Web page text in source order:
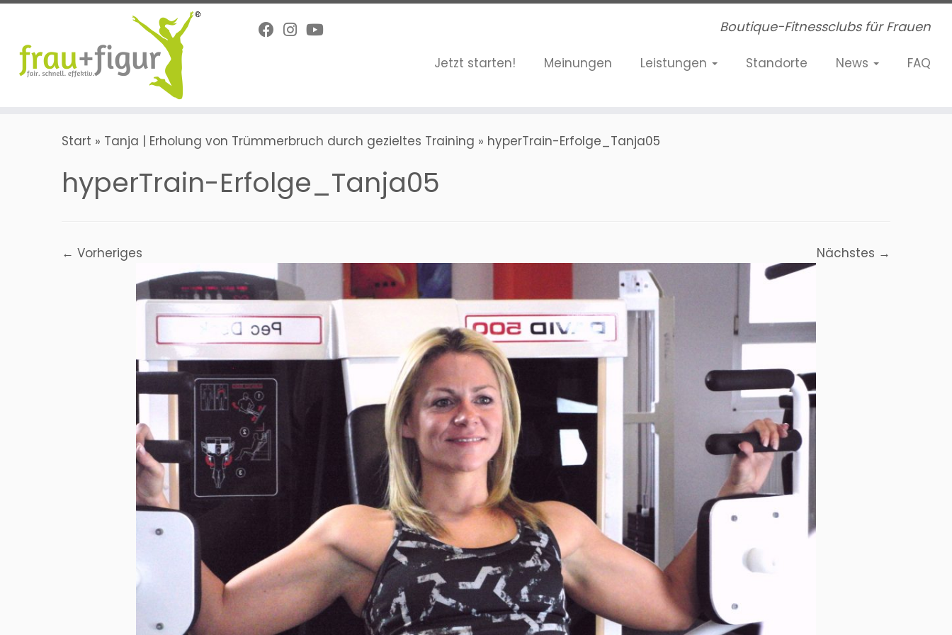
Zum
springen
Boutique-Fitnessclubs für Frauen
Jetzt starten! Meinungen Leistungen Standorte News FAQ
Start » Tanja | Erholung von Trümmerbruch durch gezieltes Training » hyperTrain-Erfolge_Tanja05
hyperTrain-Erfolge_Tanja05
← Vorheriges Nächstes →